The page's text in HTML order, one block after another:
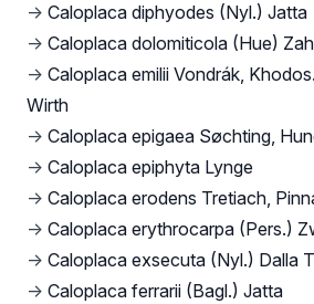
→ Caloplaca diphyodes (Nyl.) Jatta
→ Caloplaca dolomiticola (Hue)
→ Caloplaca emilii Vondrák,
Wirth
→ Caloplaca epigaea Søchting,
→ Caloplaca epiphyta Lynge
→ Caloplaca erodens Tretiach,
→ Caloplaca erythrocarpa (Pers.)
→ Caloplaca exsecuta (Nyl.) Dalla
→ Caloplaca ferrarii (Bagl.) Jatta